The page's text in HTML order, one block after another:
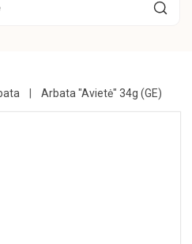
Arbata "Avietė" 34g (GE)